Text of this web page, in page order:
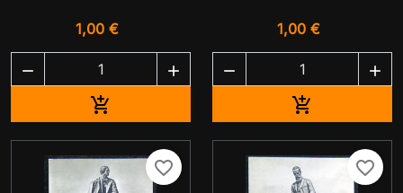
1,00 €
 

1,00 €
 

favorite_border favorite_border